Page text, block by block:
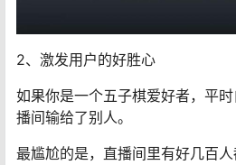
2、激发用户的好胜心
如果你是一个五子棋爱好者，平
播间输给了别人。
最尴尬的是，直播间里有好几百